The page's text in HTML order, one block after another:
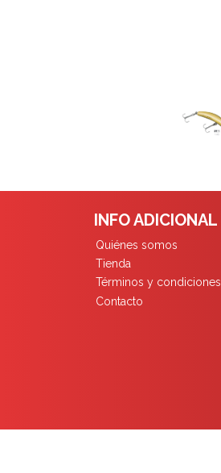
INFO ADICIONAL
Quiénes somos
Tienda
Términos y condiciones
Contacto